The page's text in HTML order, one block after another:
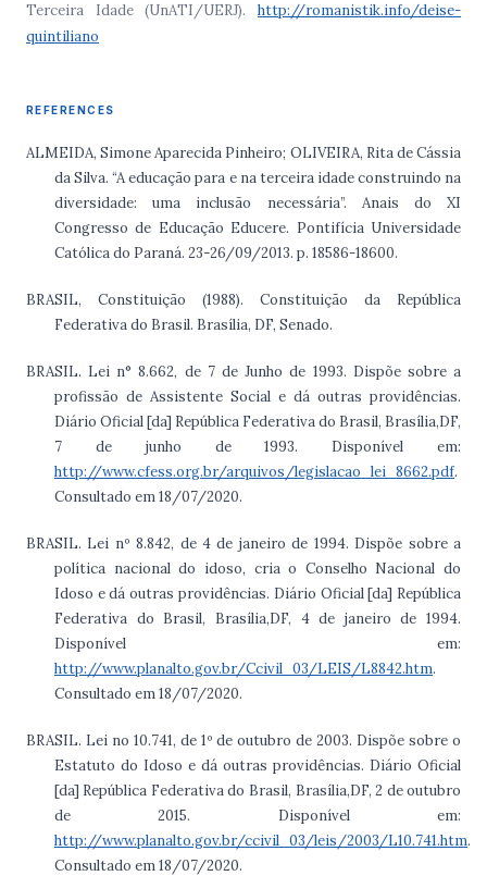
Terceira Idade (UnATI/UERJ).http://romanistik.info/deise-
quintiliano
REFERENCES
ALMEIDA, Simone Aparecida Pinheiro; OLIVEIRA, Rita de Cássia
da Silva. “A educação para e na terceira idade construindo na
diversidade: uma inclusão necessária”. Anais do XI
Congresso de Educação Educere. Pontifícia Universidade
Católica do Paraná. 23-26/09/2013. p. 18586-18600.
BRASIL, Constituição (1988). Constituição da República
Federativa do Brasil. Brasília, DF, Senado.
BRASIL. Lei n° 8.662, de 7 de Junho de 1993. Dispõe sobre a
profissão de Assistente Social e dá outras providências.
Diário Oficial [da] República Federativa do Brasil, Brasília,DF,
7 de junho de 1993. Disponível em:
http://www.cfess.org.br/arquivos/legislacao_lei_8662.pdf.
Consultado em 18/07/2020.
BRASIL. Lei nº 8.842, de 4 de janeiro de 1994. Dispõe sobre a
política nacional do idoso, cria o Conselho Nacional do
Idoso e dá outras providências. Diário Oficial [da] República
Federativa do Brasil, Brasília,DF, 4 de janeiro de 1994.
Disponível em:
http://www.planalto.gov.br/Ccivil_03/LEIS/L8842.htm.
Consultado em 18/07/2020.
BRASIL. Lei no 10.741, de 1º de outubro de 2003. Dispõe sobre o
Estatuto do Idoso e dá outras providências. Diário Oficial
[da] República Federativa do Brasil, Brasília,DF, 2 de outubro
de 2015. Disponível em:
http://www.planalto.gov.br/ccivil_03/leis/2003/L10.741.htm.
Consultado em 18/07/2020.